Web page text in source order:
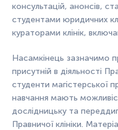
консультацій, анонсів,
студентами юридичних
кураторами клінік,
Насамкінець зазначимо
присутній в діяльності
студенти магістерської
навчання мають
дослідницьку та
Правничої клініки.